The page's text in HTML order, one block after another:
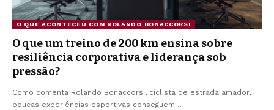
O QUE ACONTECEU COM ROLANDO BONACCORSI
O que um treino de 200 km ensina sobre
resiliência corporativa e liderança sob
pressão?
Como comenta Rolando Bonaccorsi, ciclista de estrada amador,
poucas experiências esportivas conseguem…